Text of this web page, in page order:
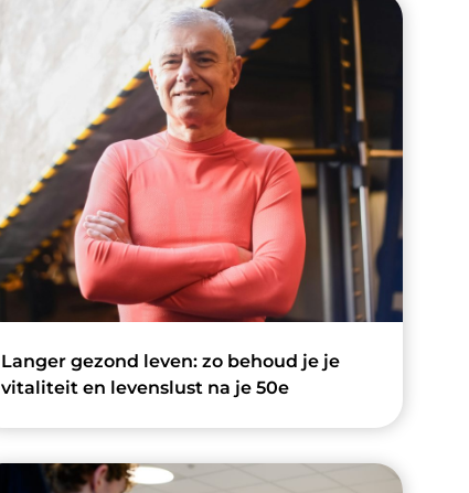
Langer gezond leven: zo behoud je je
vitaliteit en levenslust na je 50e